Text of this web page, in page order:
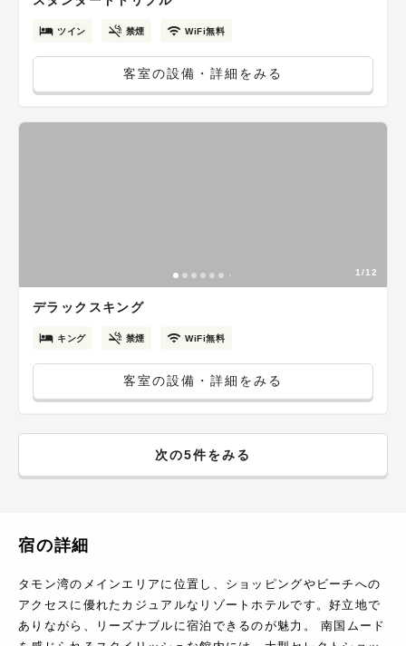
ツイン 禁煙 WiFi無料
客室の設備・詳細をみる
1/12
デラックスキング
キング 禁煙 WiFi無料
客室の設備・詳細をみる
次の5件をみる
宿の詳細
タモン湾のメインエリアに位置し、ショッピングやビーチへの
アクセスに優れたカジュアルなリゾートホテルです。好立地で
ありながら、リーズナブルに宿泊できるのが魅力。 南国ムード